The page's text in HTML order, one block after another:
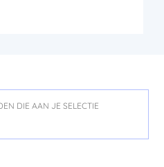
DIE AAN JE SELECTIE